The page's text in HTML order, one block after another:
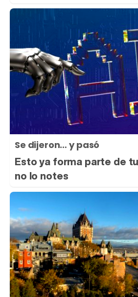
Se dijeron… y pasó
Esto ya forma parte de
no lo notes